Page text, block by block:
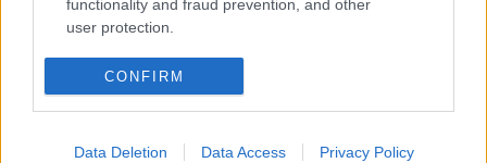
functionality and fraud prevention, and other
user protection.
CONFIRM
Data Deletion Data Access Privacy Policy
Top 10: ezek a legjobb szerelmes filmek
Megjöttek a meztelen hősnők
Meztelenség és anatómia
A forradalom egy holland fotós szemével
Meztelen fővárosiak